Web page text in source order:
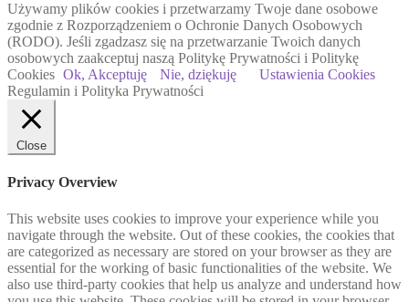
Używamy plików cookies i przetwarzamy Twoje dane osobowe
zgodnie z Rozporządzeniem o Ochronie Danych Osobowych
(RODO). Jeśli zgadzasz się na przetwarzanie Twoich danych
osobowych zaakceptuj naszą Politykę Prywatności i Politykę
Cookies Ok, Akceptuję Nie, dziękuję
Ustawienia Cookies
Regulamin i Polityka Prywatności
Close
Privacy Overview
This website uses cookies to improve your experience while you
navigate through the website. Out of these cookies, the cookies that
are categorized as necessary are stored on your browser as they are
essential for the working of basic functionalities of the website. We
also use third-party cookies that help us analyze and understand how